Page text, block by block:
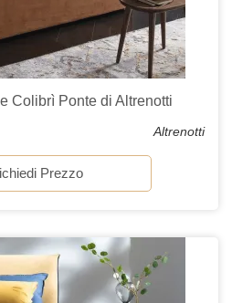
Colibrì Ponte di Altrenotti
Altrenotti
Prezzo